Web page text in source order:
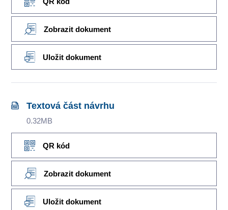
Zobrazit dokument
Uložit dokument
Textová část návrhu
0.32MB
QR kód
Zobrazit dokument
Uložit dokument